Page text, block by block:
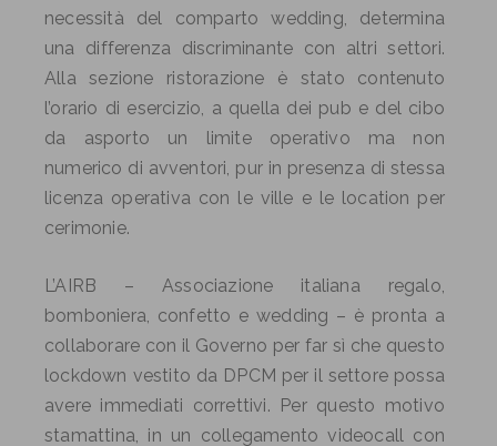
necessità del comparto wedding, determina
una differenza discriminante con altri settori.
Alla sezione ristorazione è stato contenuto
l’orario di esercizio, a quella dei pub e del cibo
da asporto un limite operativo ma non
numerico di avventori, pur in presenza di stessa
licenza operativa con le ville e le location per
cerimonie.
L’AIRB – Associazione italiana regalo,
bomboniera, confetto e wedding – è pronta a
collaborare con il Governo per far sì che questo
lockdown vestito da DPCM per il settore possa
avere immediati correttivi. Per questo motivo
stamattina, in un collegamento videocall con